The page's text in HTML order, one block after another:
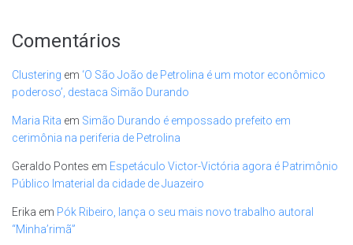
Comentários
Clustering em ‘O São João de Petrolina é um motor econômico
poderoso’, destaca Simão Durando
Maria Rita em Simão Durando é empossado prefeito em
cerimônia na periferia de Petrolina
Geraldo Pontes em Espetáculo Victor-Victória agora é Patrimônio
Público Imaterial da cidade de Juazeiro
Erika em Pók Ribeiro, lança o seu mais novo trabalho autoral
“Minha’rimã”